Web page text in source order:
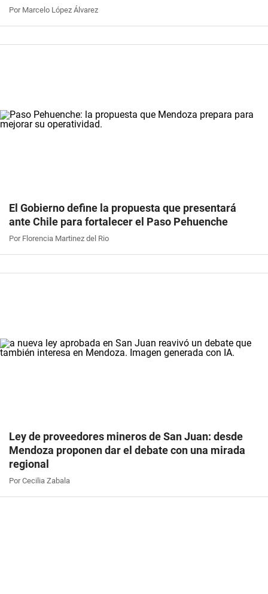
Por Marcelo López Álvarez
El Gobierno define la propuesta que presentará
ante Chile para fortalecer el Paso Pehuenche
Por Florencia Martinez del Rio
Ley de proveedores mineros de San Juan: desde
Mendoza proponen dar el debate con una mirada
regional
Por Cecilia Zabala